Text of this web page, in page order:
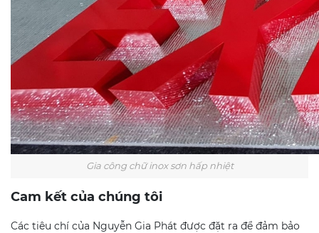
Gia công chữ inox sơn hấp nhiệt
Cam kết của chúng tôi
Các tiêu chí của Nguyễn Gia Phát được đặt ra để đảm bảo